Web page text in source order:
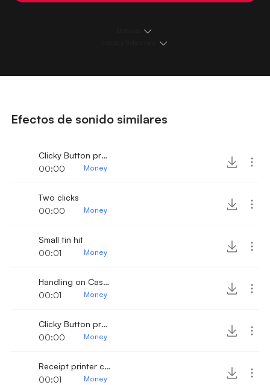
Efectos de sonido similares
Clicky Button press
00:00
Money
Two clicks
00:00
Money
Small tin hit
00:01
Money
Handling on Cash Register
00:01
Money
Clicky Button press 2
00:00
Money
Receipt printer click
00:01
Money